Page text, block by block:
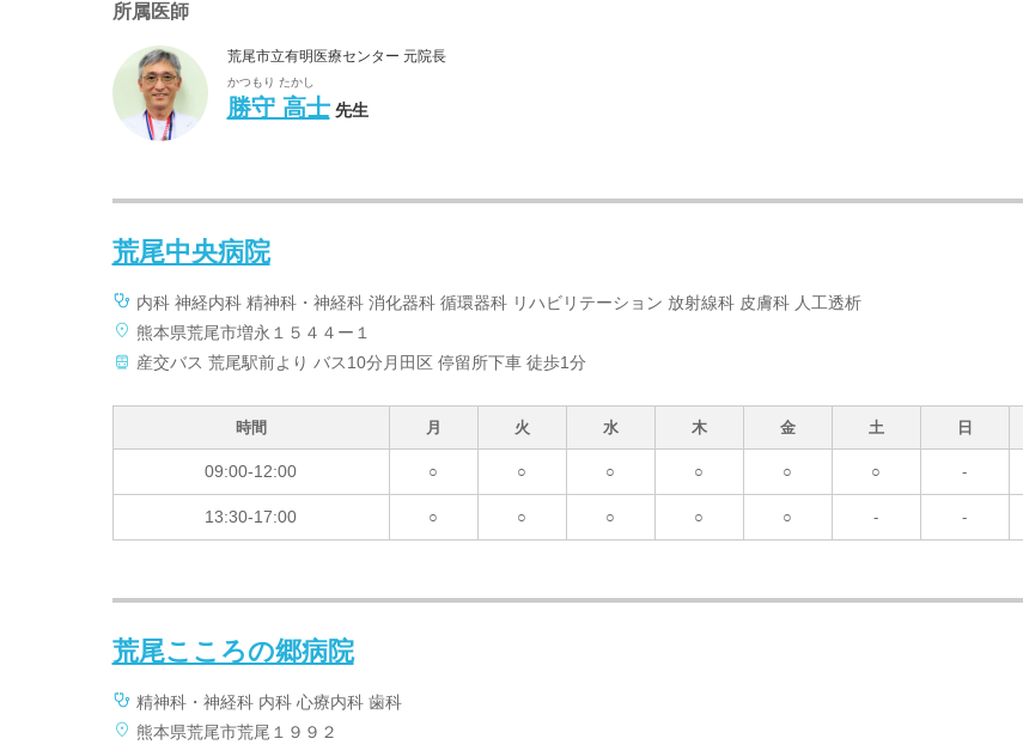
所属医師
荒尾市立有明医療センター 元院長
かつもり たかし
勝守 高士 先生
荒尾中央病院
内科 神経内科 精神科・神経科 消化器科 循環器科 リハビリテーション 放射線科 皮膚科 人工透析
熊本県荒尾市増永１５４４ー１
産交バス 荒尾駅前より バス10分月田区 停留所下車 徒歩1分
時間 月 火 水 木 金 土 日
09:00-12:00 ○ ○ ○ ○ ○ ○ -
13:30-17:00 ○ ○ ○ ○ ○ - -
荒尾こころの郷病院
精神科・神経科 内科 心療内科 歯科
熊本県荒尾市荒尾１９９２